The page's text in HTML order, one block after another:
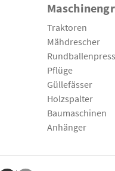
Traktoren
Mähdrescher
Pflüge
Güllefässer
Holzspalter
Baumaschinen
Anhänger